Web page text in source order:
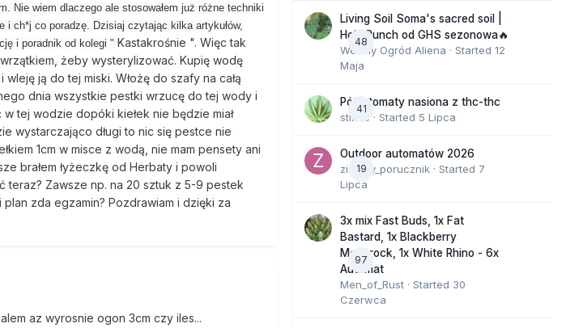
Nie wiem dlaczego ale stosowałem już różne techniki
i ch*j co poradzę. Dzisiaj czytając kilka artykułów,
i poradnik od kolegi " Kastakrośnie ". Więc tak
żeby wysterylizować. Kupię wodę
ją do tej miski. Włożę do szafy na całą
dnia wszystkie pestki wrzucę do tej wody i
tej wodzie dopóki kiełek nie będzie miał
wystarczająco długi to nic się pestce nie
1cm w misce z wodą, nie mam pensety ani
brałem łyżeczkę od Herbaty i powoli
teraz? Zawsze np. na 20 sztuk z 5-9 pestek
zda egzamin? Pozdrawiam i dzięki za
az wyrosnie ogon 3cm czy iles...
48
Living Soil Soma's sacred soil |
Holy Punch od GHS sezonowa🔥
Wesoły Ogród Aliena · Started 12
Maja
41
Półautomaty nasiona z thc-thc
stix33 · Started 5 Lipca
19
Outdoor automatów 2026
zielony_porucznik · Started 7
Lipca
97
3x mix Fast Buds, 1x Fat
Bastard, 1x Blackberry
Moonrock, 1x White Rhino - 6x
Automat
Men_of_Rust · Started 30
Czerwca